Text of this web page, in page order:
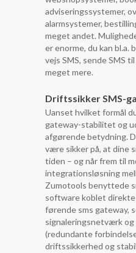
adviseringssystemer,
alarmsystemer,
meget andet.
er enorme, du kan bl.a.
vejs SMS, sende SMS
meget mere.
Driftssikker SMS-
Uanset hvilket formål
gateway-stabilitet og
afgørende betydning.
være sikker på, at dine
tiden – og når frem til
integrationsløsning
Zumotools benyttede
software koblet direkte
førende sms gateway,
signaleringsnetværk og
(redundante
driftssikkerhed og